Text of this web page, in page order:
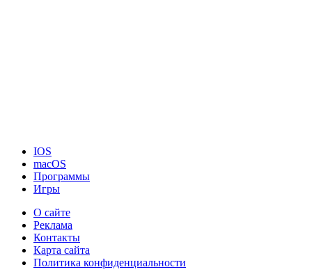
IOS
macOS
Программы
Игры
О сайте
Реклама
Контакты
Карта сайта
Политика конфиденциальности